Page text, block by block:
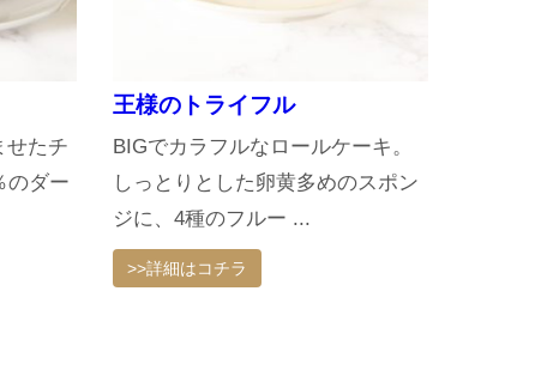
せたチ
のダー
王様のトライフル
BIGでカラフルなロールケーキ。
しっとりとした卵黄多めのスポン
ジに、4種のフルー ...
>>詳細はコチラ